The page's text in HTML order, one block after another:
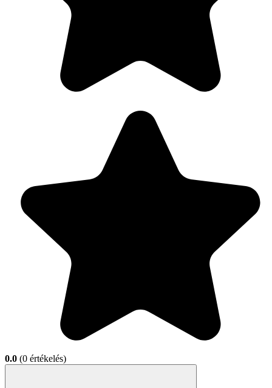
0.0 (0 értékelés)